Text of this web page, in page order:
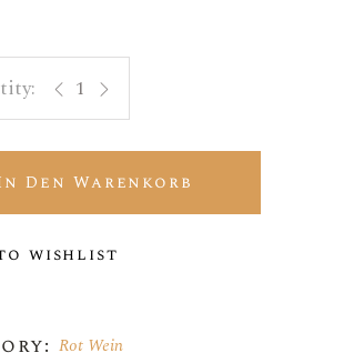
Coleccionista quantity
Den Warenkorb
wishlist
Rot Wein